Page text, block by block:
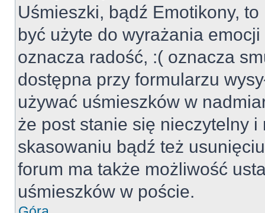
Uśmieszki, bądź Emotikony,
być użyte do wyrażania
oznacza radość, :( oznacza
dostępna przy formularzu
używać uśmieszków w
że post stanie się nieczytelny
skasowaniu bądź też
forum ma także możliwość
uśmieszków w poście.